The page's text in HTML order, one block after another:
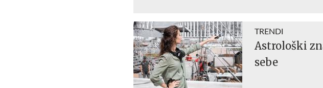
TRENDI
Astrološki
sebe